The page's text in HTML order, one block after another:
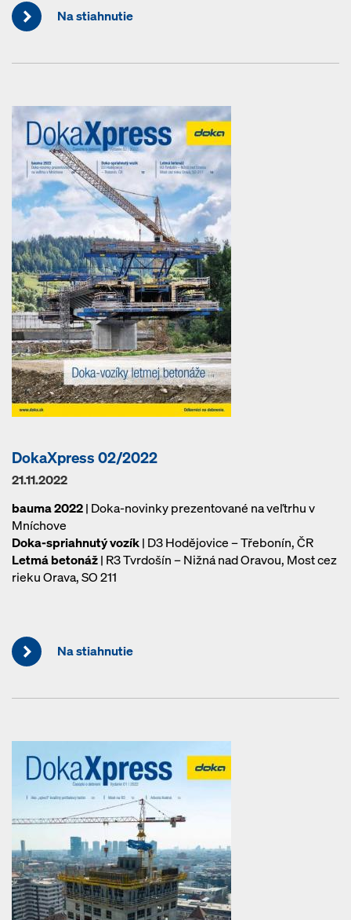
Na stiahnutie
DokaXpress 02/2022
21.11.2022
bauma 2022| Doka-novinky prezentované na veľtrhu v
Mníchove
Doka-spriahnutý vozík| D3 Hodějovice – Třebonín, ČR
Letmá betonáž| R3 Tvrdošín – Nižná nad Oravou, Most cez
rieku Orava, SO 211
Na stiahnutie